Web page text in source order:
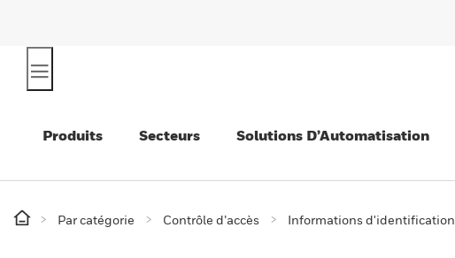
Produits Secteurs Solutions D’Automatisation
Par catégorie Contrôle d’accès Informations d'identification